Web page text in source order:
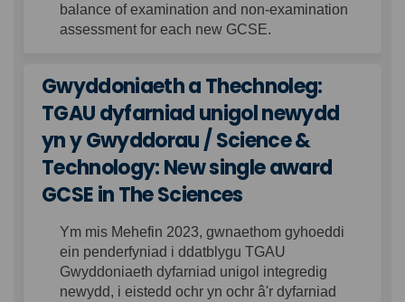
balance of examination and non-examination
assessment for each new GCSE.
Gwyddoniaeth a Thechnoleg:
TGAU dyfarniad unigol newydd
yn y Gwyddorau / Science &
Technology: New single award
GCSE in The Sciences
Ym mis Mehefin 2023, gwnaethom gyhoeddi
ein penderfyniad i ddatblygu TGAU
Gwyddoniaeth dyfarniad unigol integredig
newydd, i eistedd ochr yn ochr â'r dyfarniad